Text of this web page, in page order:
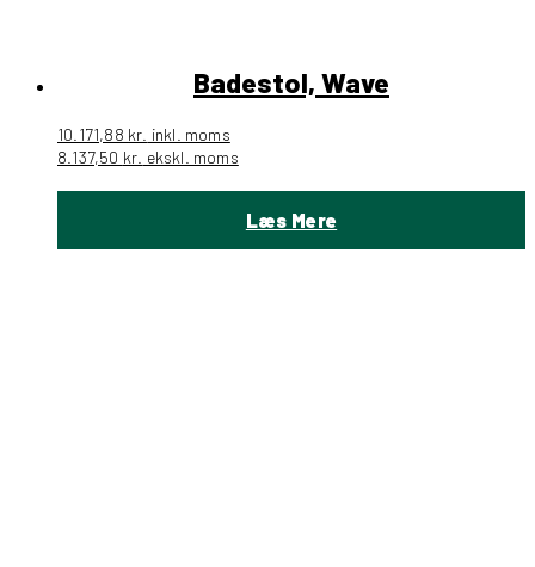
Badestol, Wave
10.171,88 kr. inkl. moms
8.137,50 kr. ekskl. moms
Læs Mere